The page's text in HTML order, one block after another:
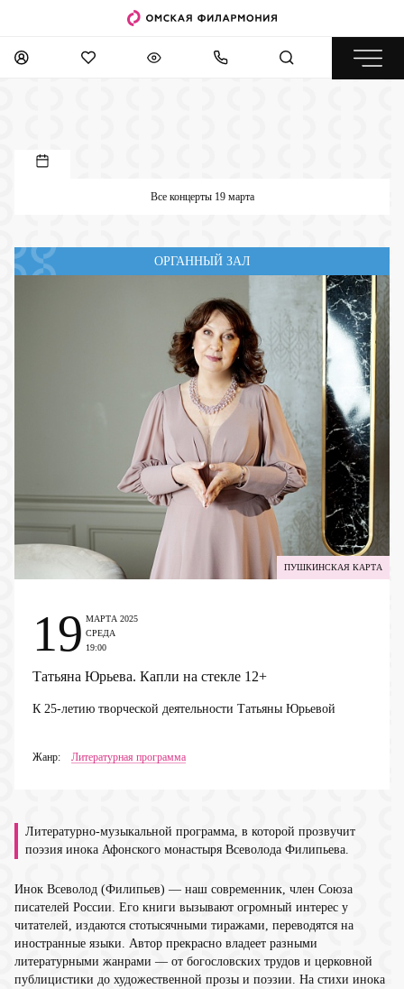
Все концерты 19 марта
ОРГАННЫЙ ЗАЛ
ПУШКИНСКАЯ КАРТА
Татьяна Юрьева. Капли на стекле 12+
К 25-летию творческой деятельности Татьяны Юрьевой
Жанр: Литературная программа
19 МАРТА 2025
СРЕДА
19:00
Литературно-музыкальной программа, в которой прозвучит
поэзия инока Афонского монастыря Всеволода Филипьева.
Инок Всеволод (Филипьев) — наш современник, член Союза
писателей России. Его книги вызывают огромный интерес у
читателей, издаются стотысячными тиражами, переводятся на
иностранные языки. Автор прекрасно владеет разными
литературными жанрами — от богословских трудов и церковной
публицистики до художественной прозы и поэзии. На стихи инока